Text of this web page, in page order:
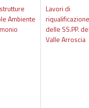
Ambiente
Lavori di
riqualificazione
delle SS.PP.
Valle Arroscia